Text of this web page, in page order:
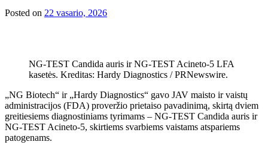
Posted on 22 vasario, 2026
NG-TEST Candida auris ir NG-TEST Acineto-5 LFA
kasetės. Kreditas: Hardy Diagnostics / PRNewswire.
„NG Biotech“ ir „Hardy Diagnostics“ gavo JAV maisto ir vaistų
administracijos (FDA) proveržio prietaiso pavadinimą, skirtą dviem
greitiesiems diagnostiniams tyrimams – NG-TEST Candida auris ir
NG-TEST Acineto-5, skirtiems svarbiems vaistams atspariems
patogenams.